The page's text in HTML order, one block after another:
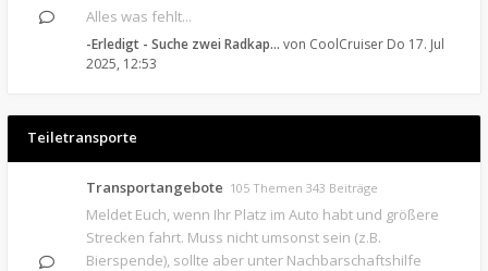
Alles was fehlt...
-Erledigt - Suche zwei Radkap… von CoolCruiser Do 17. Jul
2025, 12:53
Teiletransporte
Transportangebote 105 Themen 343 Beiträge
Meldet Euch, wenn Ihr Platz im Auto habt und größere
Strecken fahrt. Muss nicht umsonst sein (z.B.
Bierspende), sollte aber unter Nachbarschaftshilfe